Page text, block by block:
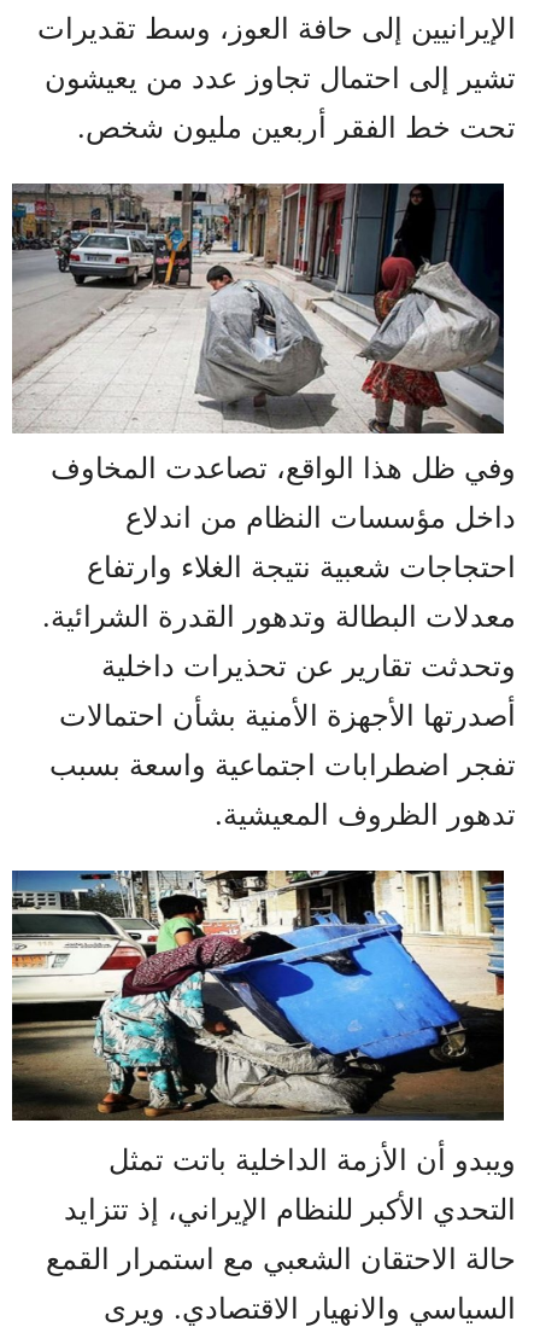
الإيرانيين إلى حافة العوز، وسط تقديرات
تشير إلى احتمال تجاوز عدد من يعيشون
تحت خط الفقر أربعين مليون شخص.
وفي ظل هذا الواقع، تصاعدت المخاوف
داخل مؤسسات النظام من اندلاع
احتجاجات شعبية نتيجة الغلاء وارتفاع
معدلات البطالة وتدهور القدرة الشرائية.
وتحدثت تقارير عن تحذيرات داخلية
أصدرتها الأجهزة الأمنية بشأن احتمالات
تفجر اضطرابات اجتماعية واسعة بسبب
تدهور الظروف المعيشية.
ويبدو أن الأزمة الداخلية باتت تمثل
التحدي الأكبر للنظام الإيراني، إذ تتزايد
حالة الاحتقان الشعبي مع استمرار القمع
السياسي والانهيار الاقتصادي. ويرى